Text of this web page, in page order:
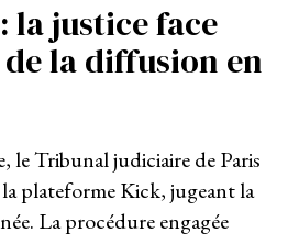
justice face
la diffusion en
le Tribunal judiciaire de Paris
plateforme Kick, jugeant la
La procédure engagée